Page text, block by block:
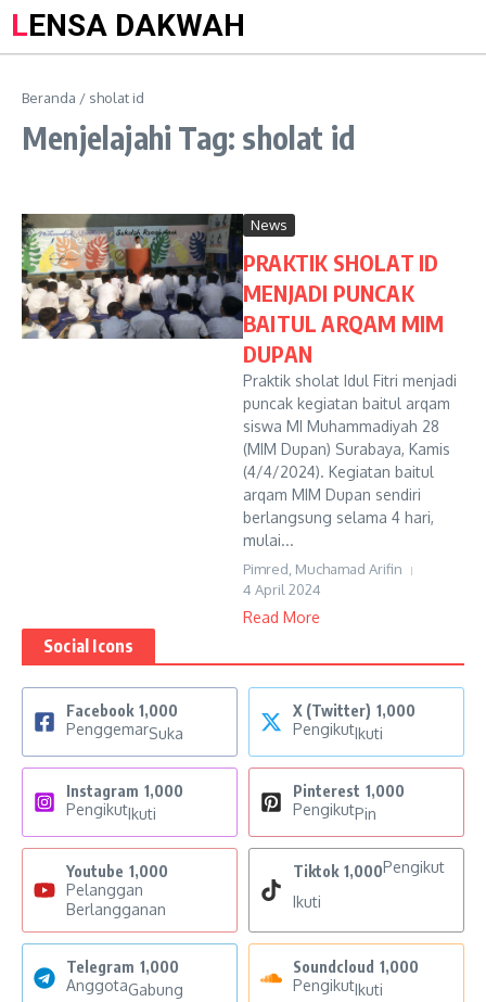
LENSA DAKWAH
Beranda / sholat id
Menjelajahi Tag: sholat id
News
PRAKTIK SHOLAT ID
MENJADI PUNCAK
BAITUL ARQAM MIM
DUPAN
Praktik sholat Idul Fitri menjadi
puncak kegiatan baitul arqam
siswa MI Muhammadiyah 28
(MIM Dupan) Surabaya, Kamis
(4/4/2024). Kegiatan baitul
arqam MIM Dupan sendiri
berlangsung selama 4 hari,
mulai...
Pimred, Muchamad Arifin
4 April 2024
Read More
Social Icons
Facebook 1,000
PenggemarSuka
X (Twitter) 1,000
PengikutIkuti
Instagram 1,000
PengikutIkuti
Pinterest 1,000
PengikutPin
Youtube 1,000
Pelanggan
Berlangganan
Tiktok 1,000Pengikut
Ikuti
Telegram 1,000
AnggotaGabung
Soundcloud 1,000
PengikutIkuti